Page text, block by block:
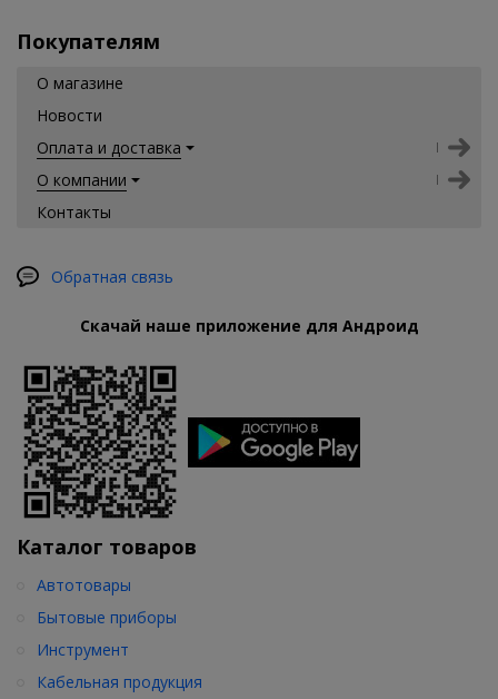
Покупателям
О магазине
Новости
Оплата и доставка
О компании
Контакты
Обратная связь
Скачай наше приложение для Андроид
Каталог товаров
Автотовары
Бытовые приборы
Инструмент
Кабельная продукция